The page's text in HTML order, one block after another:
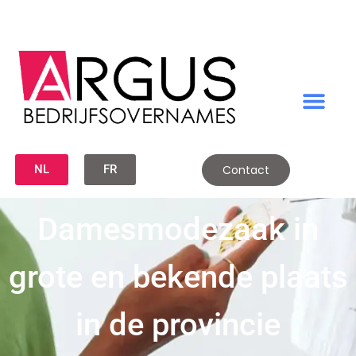
NL FR Contact
Damesmodezaak in
grote en bekende plaats
in de provincie